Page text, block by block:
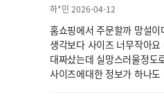
하*민 2026-04-12
홈쇼핑에서 주문할까 망설
생각보다 사이즈 너무작아
대짜샀는데 실망스러울정도
사이즈에대한 정보가 하나